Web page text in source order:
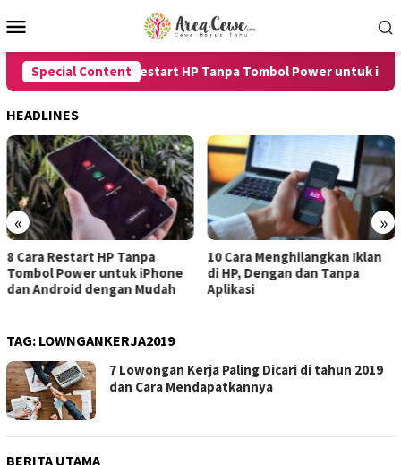
to
Menu
Special Content
8 Cara Restart HP Tanpa Tombol Power untuk
HEADLINES
« »
HP Tanpa
untuk iPhone
dengan Mudah
10 Cara Menghilangkan Iklan
di HP, Dengan dan Tanpa
Aplikasi
7 Cara
untuk
TAG: LOWNGANKERJA2019
7 Lowongan Kerja Paling Dicari di tahun 2019
dan Cara Mendapatkannya
BERITA UTAMA